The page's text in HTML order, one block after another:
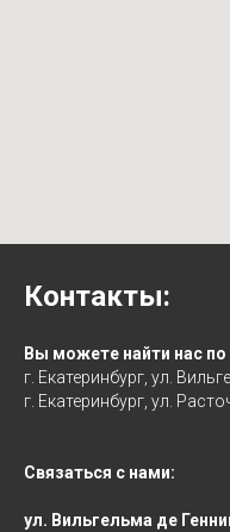
Контакты:
Вы можете найти нас
г. Екатеринбург, ул.
г. Екатеринбург, ул.
Связаться с нами:
ул. Вильгельма де